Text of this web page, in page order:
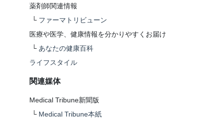
薬剤師関連情報
└ ファーマトリビューン
医療や医学、健康情報を分かりやすくお届け
└ あなたの健康百科
ライフスタイル
関連媒体
Medical Tribune新聞版
└ Medical Tribune本紙